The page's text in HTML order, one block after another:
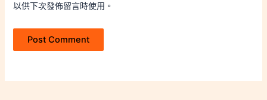
以供下次發佈留言時使用。